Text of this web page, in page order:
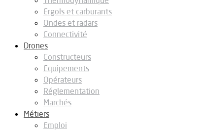
Ergols et carburants
Ondes et radars
Connectivité
Drones
Constructeurs
Equipements
Opérateurs
Réglementation
Marchés
Métiers
Emploi